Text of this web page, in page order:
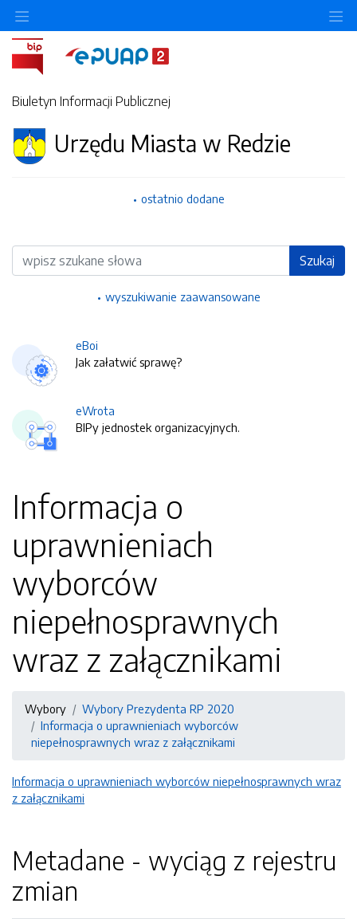
Biuletyn Informacji Publicznej
Urzędu Miasta w Redzie
ostatnio dodane
Wyszukiwarka Szukaj
wyszukiwanie zaawansowane
eBoi
Jak załatwić sprawę?
eWrota
BIPy jednostek organizacyjnych.
Informacja o
uprawnieniach
wyborców
niepełnosprawnych
wraz z załącznikami
Wybory
Wybory Prezydenta RP 2020
Informacja o uprawnieniach wyborców
niepełnosprawnych wraz z załącznikami
Informacja o uprawnieniach wyborców niepełnosprawnych wraz
z załącznikami
Metadane - wyciąg z rejestru
zmian